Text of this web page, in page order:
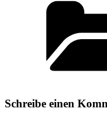
Schreibe einen